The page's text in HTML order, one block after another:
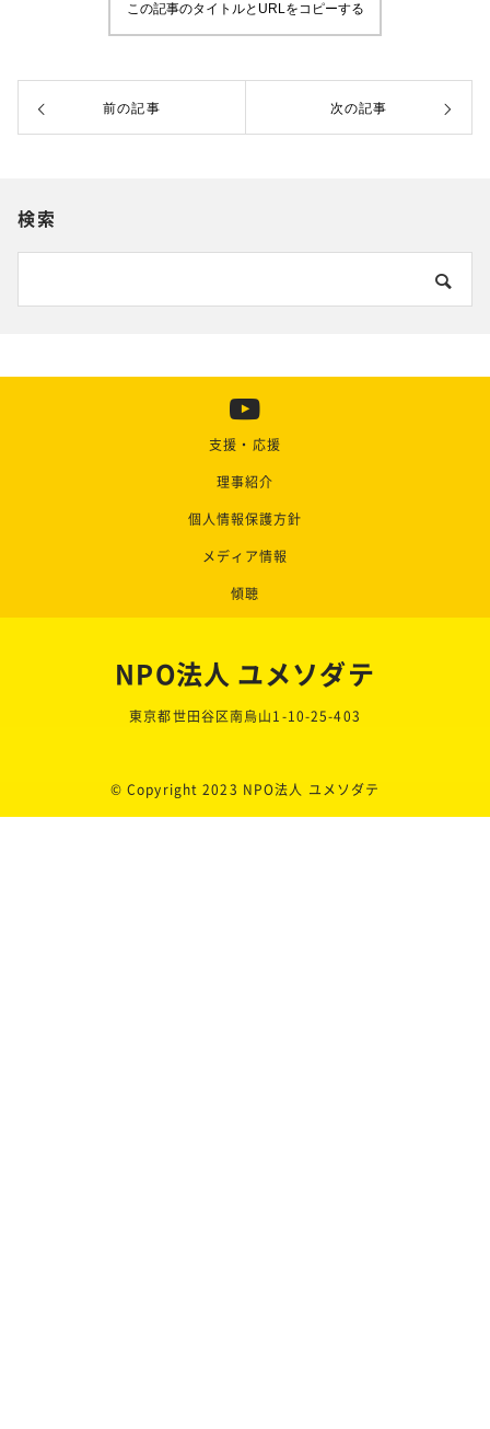
この記事のタイトルとURLをコピーする
前の記事 次の記事
検索
支援・応援
理事紹介
個人情報保護方針
メディア情報
傾聴
NPO法人 ユメソダテ
東京都世田谷区南烏山1-10-25-403
© Copyright 2023 NPO法人 ユメソダテ